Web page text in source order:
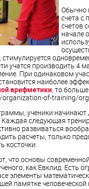
Обычно
счета с
счетов
начале
стимулируется
учатся производить 4
При одинаковом
наиболее
арифметики, то
of-training/
ученики начинают
следующая
развиваться
расчеты, только
косточки.
что основы
как Евклид. Есть
элементы
памятке